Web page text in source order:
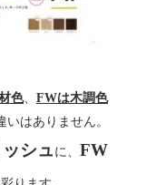
色、 FWは木調色
はありません。
シュ に、 FW